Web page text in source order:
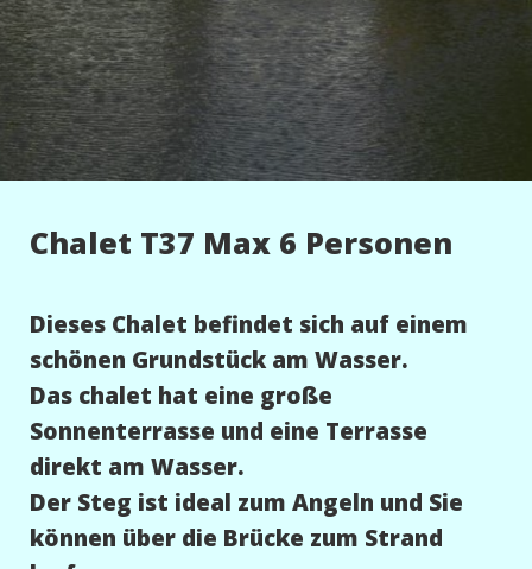
Chalet T37 Max 6 Personen
Dieses Chalet befindet sich auf einem
schönen Grundstück am Wasser.
Das chalet hat eine große
Sonnenterrasse und eine Terrasse
direkt am Wasser.
Der Steg ist ideal zum Angeln und Sie
können über die Brücke zum Strand